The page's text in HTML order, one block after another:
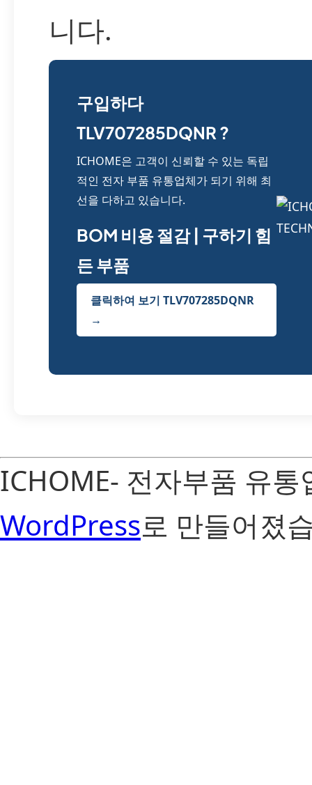
니다.
구입하다
TLV707285DQNR ?
ICHOME은 고객이 신뢰할 수 있는 독립
적인 전자 부품 유통업체가 되기 위해 최
선을 다하고 있습니다.
BOM 비용 절감 | 구하기 힘
든 부품
클릭하여 보기 TLV707285DQNR
→
ICHOME- 전자부품 유
WordPress로 만들어졌